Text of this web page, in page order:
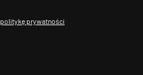
politykę prywatności